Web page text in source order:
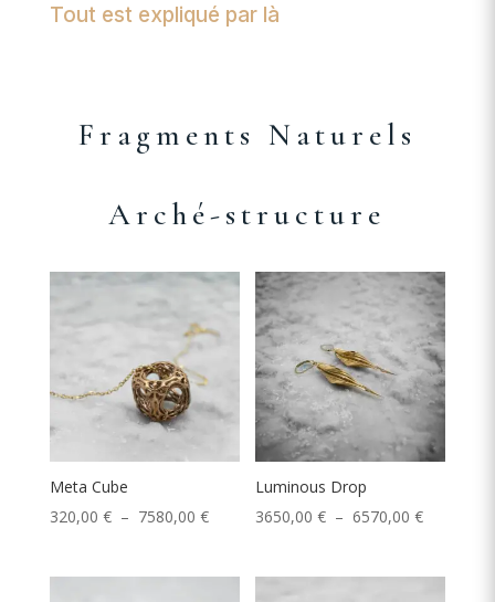
Tout est expliqué par là
Fragments Naturels
Arché-structure
Meta Cube
320,00 € – 7580,00 €Plage
prix :
Luminous Drop
3650,00€ – 6570,00€Plage
prix :